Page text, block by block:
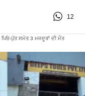
12
ਪੁੱਤ ਸਮੇਤ 3 ਮਜਦੂਰਾਂ ਦੀ ਮੌਤ